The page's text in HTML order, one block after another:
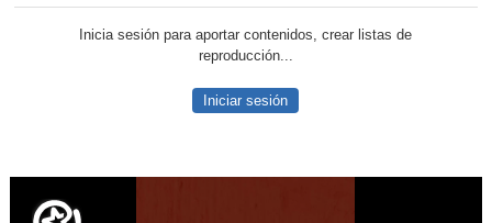
Inicia sesión para aportar contenidos, crear listas de
reproducción...
Iniciar sesión